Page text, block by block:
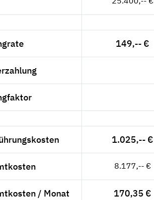
149,-- €
1.025,-- €
8.177,-- €
/ Monat 170,35 €